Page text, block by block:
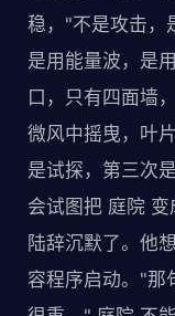
稳，"不是攻击，
是用能量波，是
口，只有四面墙
微风中摇曳，叶
是试探，第三次
会试图把 庭院
陆辞沉默了。他
容程序启动。"那